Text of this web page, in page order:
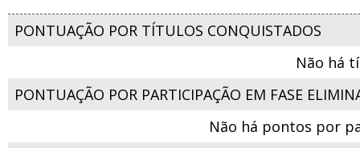
PONTUAÇÃO POR TÍTULOS CONQUISTADOS
Não há
PONTUAÇÃO POR PARTICIPAÇÃO EM FASE
Não há pontos por